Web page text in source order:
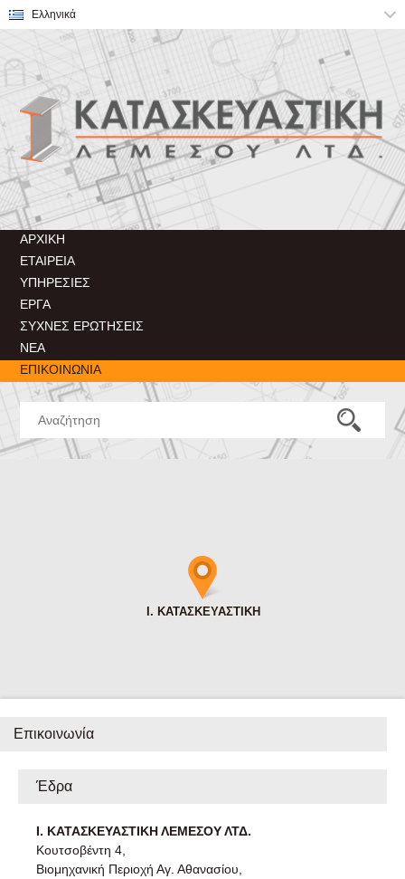
ΑΡΧΙΚΉ
ΕΤΑΙΡΕΊΑ
ΥΠΗΡΕΣΊΕΣ
ΈΡΓΑ
ΣΥΧΝΈΣ ΕΡΩΤΉΣΕΙΣ
ΝΈΑ
ΕΠΙΚΟΙΝΩΝΊΑ
Επικοινωνία
Έδρα
Ι. ΚΑΤΑΣΚΕΥΑΣΤΙΚΗ ΛΕΜΕΣΟΥ ΛΤΔ.
Κουτσοβέντη 4,
Βιομηχανική Περιοχή Αγ. Αθανασίου,